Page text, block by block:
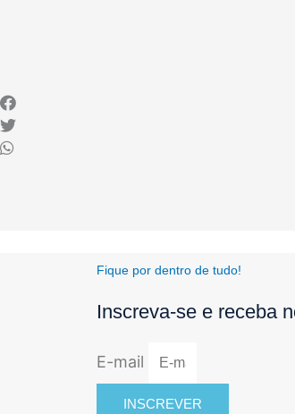
Fique por dentro de tudo!
Inscreva-se e receba
E-mail
INSCREVER